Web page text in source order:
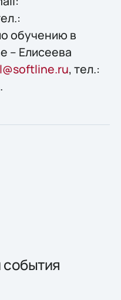
обучению в
– Елисеева
, тел.:
события